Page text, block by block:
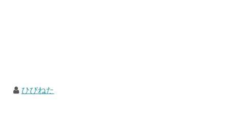
ひびねた